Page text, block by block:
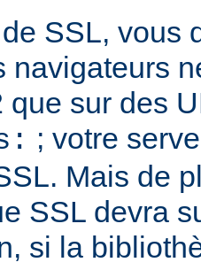
SSL, vous
navigateurs
que sur des
; votre
Mais de
SSL devra
si la